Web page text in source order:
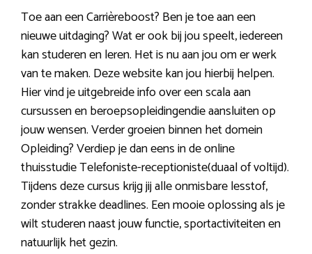
Toe aan een Carrièreboost? Ben je toe aan een
nieuwe uitdaging? Wat er ook bij jou speelt, iedereen
kan studeren en leren. Het is nu aan jou om er werk
van te maken. Deze website kan jou hierbij helpen.
Hier vind je uitgebreide info over een scala aan
cursussen en beroepsopleidingendie aansluiten op
jouw wensen. Verder groeien binnen het domein
Opleiding? Verdiep je dan eens in de online
thuisstudie Telefoniste-receptioniste(duaal of voltijd).
Tijdens deze cursus krijg jij alle onmisbare lesstof,
zonder strakke deadlines. Een mooie oplossing als je
wilt studeren naast jouw functie, sportactiviteiten en
natuurlijk het gezin.